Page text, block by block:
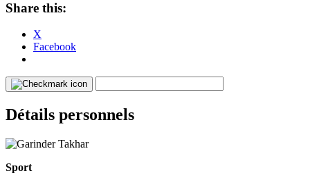
Share this:
X
Facebook
Détails personnels
Sport